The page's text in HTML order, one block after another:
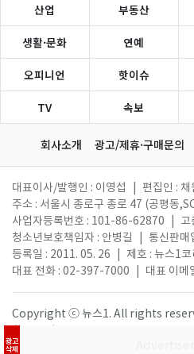
광고
삭제
산업 부동산
생활·문화 연예
오피니언 핫이슈
TV 속보
회사소개 광고/제휴·구매문의
대표이사/발행인 : 이영섭 편집인 : 채
주소 : 서울시 종로구 종로 47 (공평동
사업자등록번호 : 101-86-62870
고
청소년보호책임자 : 안병길
통신판매
등록일 : 2011. 05. 26
제호 : 뉴스1
대표 전화 : 02-397-7000
대표 이메
Copyright ⓒ 뉴스1. All rights
활용 금지.